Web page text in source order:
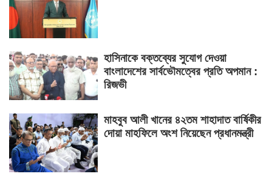
হাসিনাকে বক্তব্যের সুযোগ দেওয়া
বাংলাদেশের সার্বভৌমত্বের প্রতি অপমান :
রিজভী
মাহবুব আলী খানের ৪২তম শাহাদাত বার্ষিকীর
দোয়া মাহফিলে অংশ নিয়েছেন প্রধানমন্ত্রী